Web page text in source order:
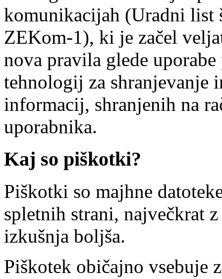
komunikacijah (Uradni list
ZEKom-1), ki je začel
nova pravila glede
tehnologij za shranjevanje
informacij, shranjenih na
uporabnika.
Kaj so piškotki?
Piškotki so majhne
spletnih strani, največkrat
izkušnja boljša.
Piškotek običajno vsebuje